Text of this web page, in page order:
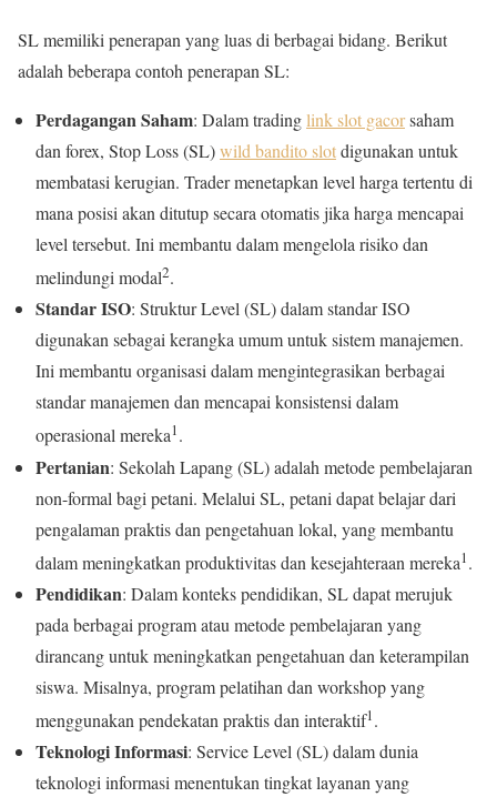
SL memiliki penerapan yang luas di berbagai bidang. Berikut
adalah beberapa contoh penerapan SL:
Perdagangan Saham: Dalam tradinglink slot gacorsaham
dan forex, Stop Loss (SL)wild bandito slotdigunakan untuk
membatasi kerugian. Trader menetapkan level harga tertentu di
mana posisi akan ditutup secara otomatis jika harga mencapai
level tersebut. Ini membantu dalam mengelola risiko dan
melindungi modal2.
Standar ISO: Struktur Level (SL) dalam standar ISO
digunakan sebagai kerangka umum untuk sistem manajemen.
Ini membantu organisasi dalam mengintegrasikan berbagai
standar manajemen dan mencapai konsistensi dalam
operasional mereka1.
Pertanian: Sekolah Lapang (SL) adalah metode pembelajaran
non-formal bagi petani. Melalui SL, petani dapat belajar dari
pengalaman praktis dan pengetahuan lokal, yang membantu
dalam meningkatkan produktivitas dan kesejahteraan mereka1.
Pendidikan: Dalam konteks pendidikan, SL dapat merujuk
pada berbagai program atau metode pembelajaran yang
dirancang untuk meningkatkan pengetahuan dan keterampilan
siswa. Misalnya, program pelatihan dan workshop yang
menggunakan pendekatan praktis dan interaktif1.
Teknologi Informasi: Service Level (SL) dalam dunia
teknologi informasi menentukan tingkat layanan yang